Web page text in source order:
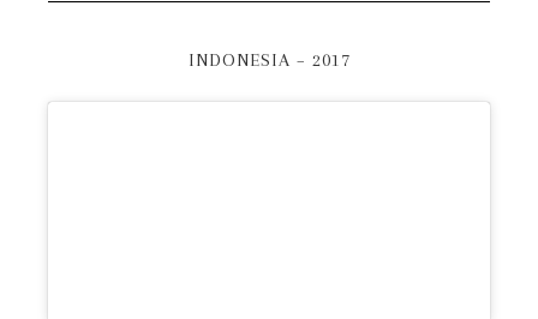
INDONESIA – 2017